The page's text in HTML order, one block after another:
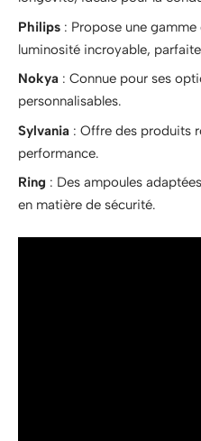
Philips : Propose une
luminosité incroyable,
Nokya : Connue pour ses
personnalisables.
Sylvania : Offre des produits
performance.
Ring : Des ampoules
en matière de sécurité.